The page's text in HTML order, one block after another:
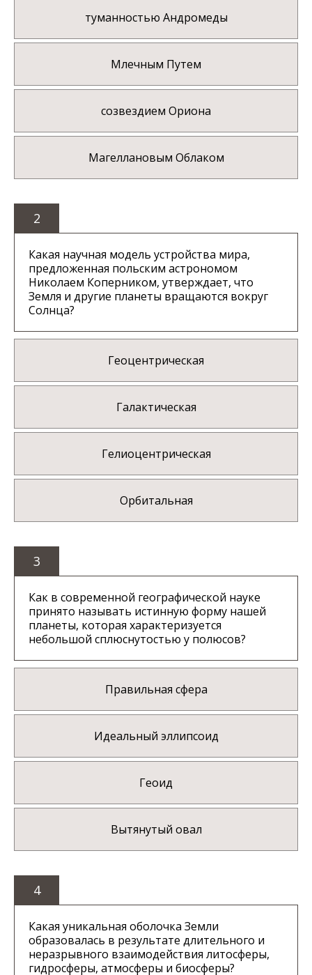
туманностью Андромеды
Млечным Путем
созвездием Ориона
Магеллановым Облаком
2
Какая научная модель устройства мира,
предложенная польским астрономом
Николаем Коперником, утверждает, что
Земля и другие планеты вращаются вокруг
Солнца?
Геоцентрическая
Галактическая
Гелиоцентрическая
Орбитальная
3
Как в современной географической науке
принято называть истинную форму нашей
планеты, которая характеризуется
небольшой сплюснутостью у полюсов?
Правильная сфера
Идеальный эллипсоид
Геоид
Вытянутый овал
4
Какая уникальная оболочка Земли
образовалась в результате длительного и
неразрывного взаимодействия литосферы,
гидросферы, атмосферы и биосферы?